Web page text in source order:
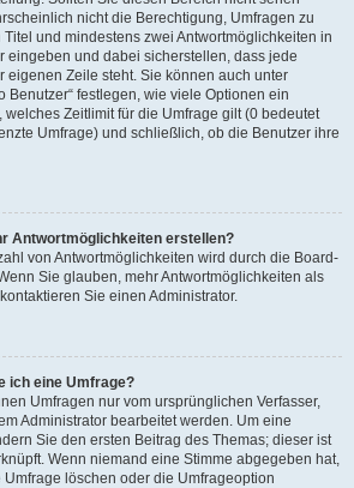
nicht die Berechtigung, Umfragen zu
und mindestens zwei Antwortmöglichkeiten in
eingeben und dabei sicherstellen, dass jede
eigenen Zeile steht. Sie können auch unter
Benutzer“ festlegen, wie viele Optionen ein
welches Zeitlimit für die Umfrage gilt (0 bedeutet
Umfrage) und schließlich, ob die Benutzer ihre
Antwortmöglichkeiten erstellen?
von Antwortmöglichkeiten wird durch die Board-
Sie glauben, mehr Antwortmöglichkeiten als
Sie einen Administrator.
ich eine Umfrage?
Umfragen nur vom ursprünglichen Verfasser,
Administrator bearbeitet werden. Um eine
Sie den ersten Beitrag des Themas; dieser ist
Wenn niemand eine Stimme abgegeben hat,
löschen oder die Umfrageoption